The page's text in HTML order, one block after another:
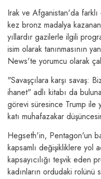
Irak ve Afganistan'da
kez bronz madalya
yıllardır gazilerle ilgili
isim olarak tanınmasının
News'te yorumcu olarak
"Savaşçılara karşı savaş:
ihanet" adlı kitabı da
görevi süresince Trump ile
katı muhafazakar
Hegseth'in, Pentagon'un
kapsamlı değişikliklere yol
kapsayıcılığı teşvik eden
kadınların ordudaki rolünü